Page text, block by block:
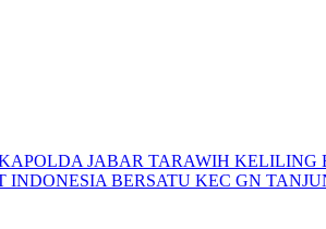
JABAR TARAWIH KELILING
BERSATU KEC GN